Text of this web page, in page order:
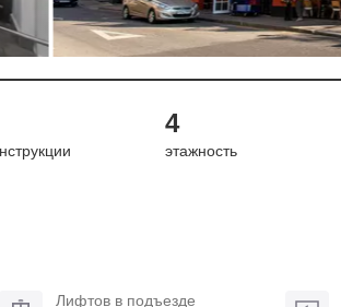
4
этажность
Лифтов в подъезде